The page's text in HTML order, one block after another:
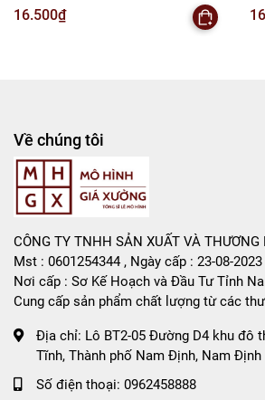
Bán Buôn , Bán Lẻ
50gram - no box - SKU: moc293 -
(Vat: 88223-7)
16.500₫
Về chúng tôi
CÔNG TY TNHH SẢN XUẤT VÀ
Mst : 0601254344 , Ngày cấp : 23-08-2023
Nơi cấp : Sơ Kế Hoạch và Đầu Tư Tỉnh
Cung cấp sản phẩm chất lượng từ các
Địa chỉ: Lô BT2-05 Đường D4 khu đô
Tĩnh, Thành phố Nam Định, Nam Định
Số điện thoại: 0962458888